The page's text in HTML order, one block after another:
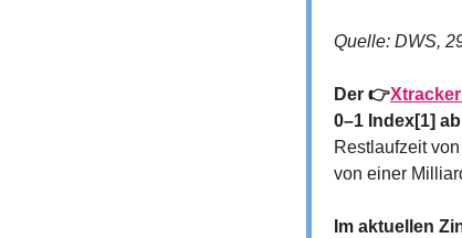
Quelle: DWS,
Der 👉
0–1 Index[1] ab
Restlaufzeit
von einer
Im aktuellen